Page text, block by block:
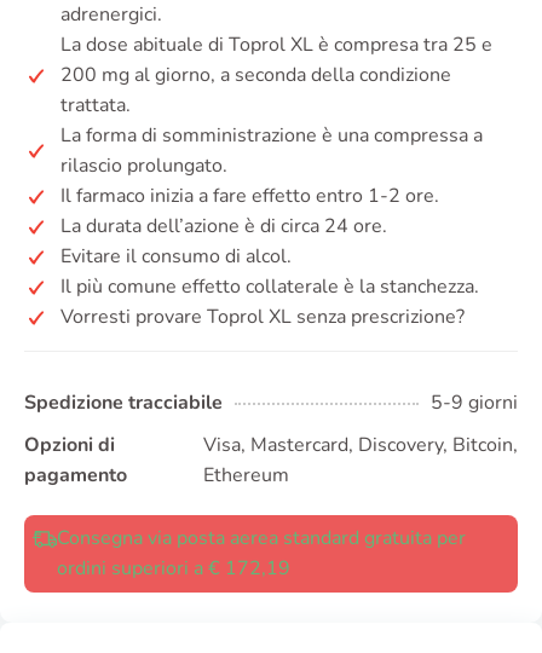
adrenergici.
La dose abituale di Toprol XL è compresa tra 25 e
200 mg al giorno, a seconda della condizione
trattata.
La forma di somministrazione è una compressa a
rilascio prolungato.
Il farmaco inizia a fare effetto entro 1-2 ore.
La durata dell’azione è di circa 24 ore.
Evitare il consumo di alcol.
Il più comune effetto collaterale è la stanchezza.
Vorresti provare Toprol XL senza prescrizione?
Spedizione tracciabile
5-9 giorni
Opzioni di
pagamento
Visa, Mastercard, Discovery, Bitcoin,
Ethereum
Consegna via posta aerea standard gratuita per
ordini superiori a € 172,19